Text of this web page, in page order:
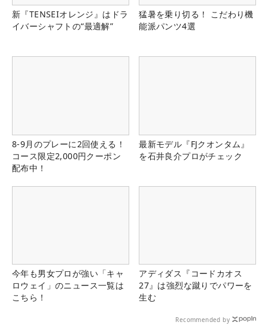
新『TENSEIオレンジ』はドラ
イバーシャフトの“最適解”
猛暑を乗り切る！ こだわり機
能派パンツ4選
8-9月のプレーに2回使える！
コース限定2,000円クーポン
配布中！
最新モデル『FJクオンタム』
を石井良介プロがチェック
今年も男女プロが強い「キャ
ロウェイ」のニュース一覧は
こちら！
アディダス『コードカオス
27』は強烈な蹴りでパワーを
生む
Recommended by